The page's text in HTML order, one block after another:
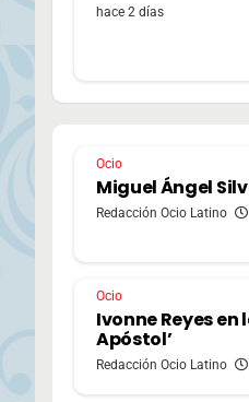
hace 2 días
Ocio
Miguel Ángel
Redacción Ocio Latino
Ocio
Ivonne Reyes
Apóstol’
Redacción Ocio Latino